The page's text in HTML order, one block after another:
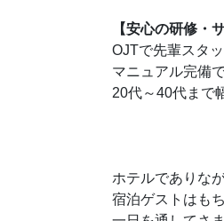
【安心の研修・
OJTで先輩スタ
マニュアル完備
20代～40代まで
ホテルでありな
宿泊ゲストはも